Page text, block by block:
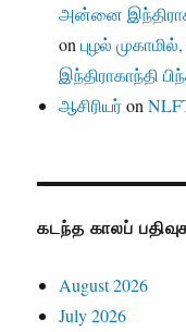
அன்னை
onபுழல்
இந்திராகாந்தி
ஆசிரியர்on
கடந்த காலப்
August 2026
July 2026